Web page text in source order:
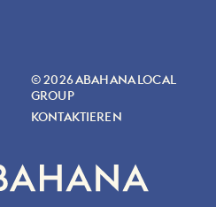
© 2026 ABAHANA LOCAL
GROUP
KONTAKTIEREN